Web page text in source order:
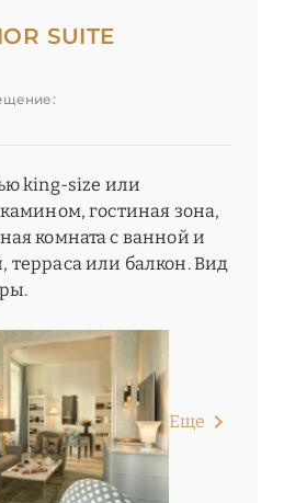
SUITE
king-size или
гостиная зона,
комната с ванной и
терраса или балкон. Вид
Еще